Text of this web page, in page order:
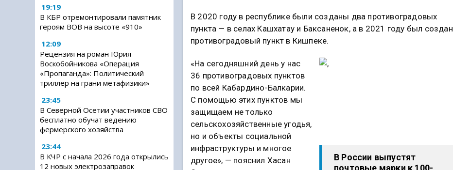
19:19
В КБР отремонтировали памятник
героям ВОВ на высоте «910»
12:09
Рецензия на роман Юрия
Воскобойникова «Операция
«Пропаганда»: Политический
триллер на грани метафизики»
23:45
В Северной Осетии участников СВО
бесплатно обучат ведению
фермерского хозяйства
23:44
В КЧР с начала 2026 года открылись
12 новых электрозаправок
В 2020 году в республике были созданы два противоградовых
пункта — в селах Кашхатау и Баксаненок, а в 2021 году был создан
противоградовый пункт в Кишпеке.
В России выпустят
«На сегодняшний день у нас
36 противоградовых пунктов
по всей Кабардино-Балкарии.
С помощью этих пунктов мы
защищаем не только
сельскохозяйственные угодья,
но и объекты социальной
инфраструктуры и многое
другое», — пояснил Хасан